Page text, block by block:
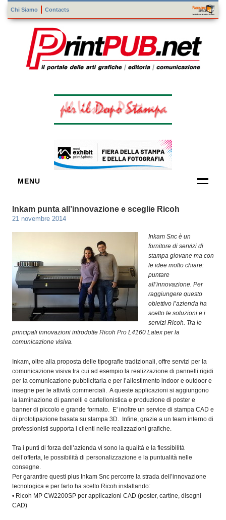
Chi Siamo Contacts
MENU
DI TECNOLOGIE
ENTI E
ASSOCIAZIONI
ZOOM
TEMATICI
EVENTI
VIDEO
Inkam punta all’innovazione e sceglie Ricoh
21 novembre 2014
Inkam Snc è un
fornitore di servizi di
stampa giovane ma con
le idee molto chiare:
puntare
all’innovazione. Per
raggiungere questo
obiettivo l’azienda ha
scelto le soluzioni e i
servizi Ricoh. Tra le
principali innovazioni introdotte Ricoh Pro L4160 Latex per la
comunicazione visiva.
Inkam, oltre alla proposta delle tipografie tradizionali, offre servizi per la
comunicazione visiva tra cui ad esempio la realizzazione di pannelli rigidi
per la comunicazione pubblicitaria e per l’allestimento indoor e outdoor e
insegne per le attività commerciali. A queste applicazioni si aggiungono
la laminazione di pannelli e cartellonistica e produzione di poster e
banner di piccolo e grande formato. E' inoltre un service di stampa CAD e
di prototipazione basata su stampa 3D. Infine, grazie a un team interno di
professionisti supporta i clienti nelle realizzazioni grafiche.
Tra i punti di forza dell’azienda vi sono la qualità e la flessibilità
dell’offerta, le possibilità di personalizzazione e la puntualità nelle
consegne.
Per garantire questi plus Inkam Snc percorre la strada dell’innovazione
tecnologica e per farlo ha scelto Ricoh installando:
• Ricoh MP CW2200SP per applicazioni CAD (poster, cartine, disegni
CAD)